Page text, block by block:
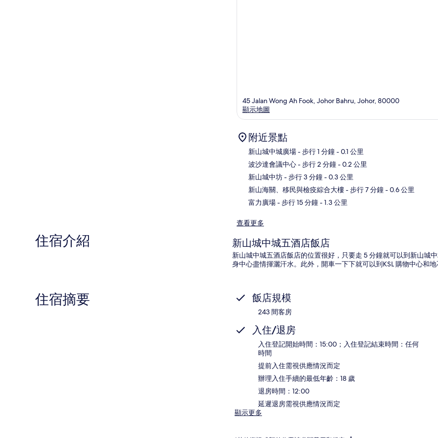
45 Jalan Wong Ah Fook, Johor Bahru, Johor, 80000
顯示地圖
附近景點
新山城中城廣場- 步行 1 分鐘- 0.1 公里
波沙達會議中心- 步行 2 分鐘- 0.2 公里
新山城中坊- 步行 3 分鐘- 0.3 公里
新山海關、移民與檢疫綜合大樓- 步行 7 分鐘- 0.6 公里
富力廣場- 步行 15 分鐘- 1.3 公里
查看更多
住宿介紹 新山城中城五酒店飯店
新山城中城五酒店飯店的位置很好，只要走 5 分鐘就可以到新山城
身中心盡情揮灑汗水。此外，開車一下下就可以到KSL 購物中心和
住宿摘要 飯店規模
243 間客房
入住/退房
入住登記開始時間：15:00；入住登記結束時間：任何
時間
提前入住需視供應情況而定
辦理入住手續的最低年齡：18 歲
退房時間：12:00
延遲退房需視供應情況而定
顯示更多